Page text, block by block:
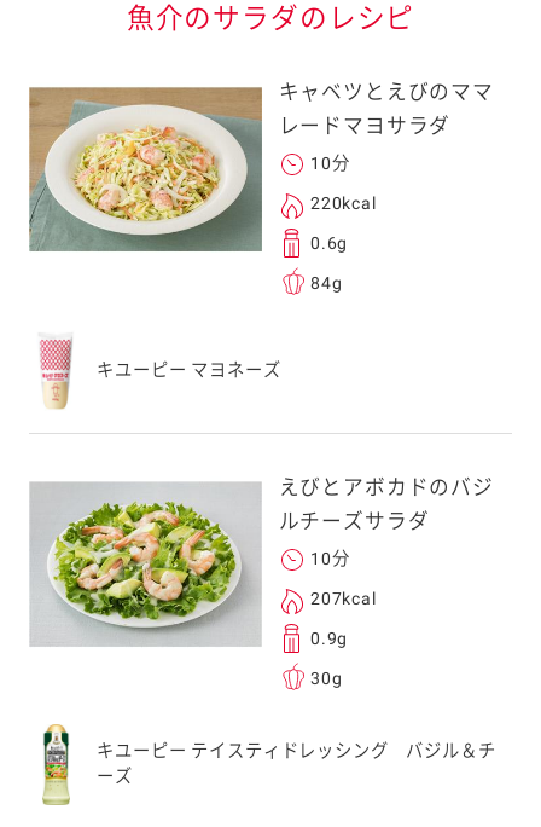
魚介のサラダのレシピ
キャベツとえびのママ
レードマヨサラダ
10分
220kcal
0.6g
84g
キユーピー マヨネーズ
えびとアボカドのバジ
ルチーズサラダ
10分
207kcal
0.9g
30g
キユーピー テイスティドレッシング バジル＆チ
ーズ